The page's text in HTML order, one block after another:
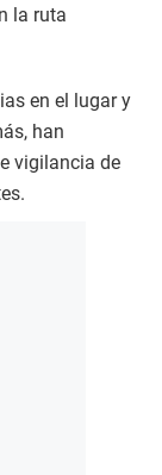
la ruta
en el lugar y
han
vigilancia de